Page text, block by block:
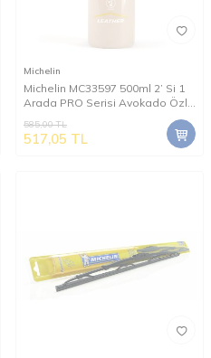
Michelin
Michelin MC33597 500ml 2’ Si 1
Arada PRO Serisi Avokado Özlü
Besleyici Sprey
585,00TL
517,05 TL